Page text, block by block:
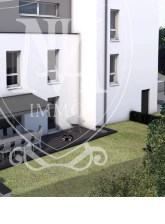
VOIR LE
BIEN